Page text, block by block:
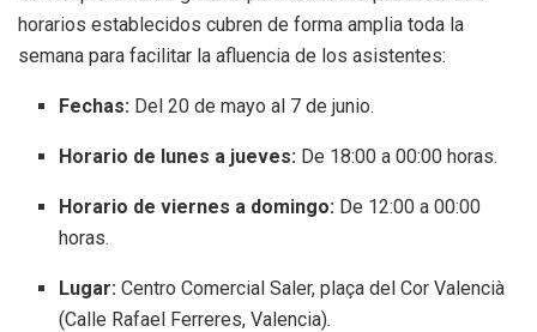
horarios establecidos cubren de forma amplia toda la
semana para facilitar la afluencia de los asistentes:
Fechas: Del 20 de mayo al 7 de junio.
Horario de lunes a jueves: De 18:00 a 00:00 horas.
Horario de viernes a domingo: De 12:00 a 00:00
horas.
Lugar: Centro Comercial Saler, plaça del Cor Valencià
(Calle Rafael Ferreres, Valencia).